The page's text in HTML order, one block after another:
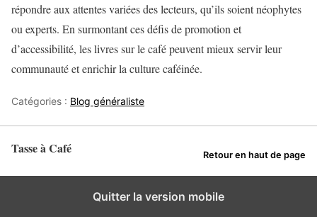
répondre aux attentes variées des lecteurs, qu’ils soient néophytes
ou experts. En surmontant ces défis de promotion et
d’accessibilité, les livres sur le café peuvent mieux servir leur
communauté et enrichir la culture caféinée.
Catégories : Blog généraliste
Tasse à Café Retour en haut de page
Quitter la version mobile